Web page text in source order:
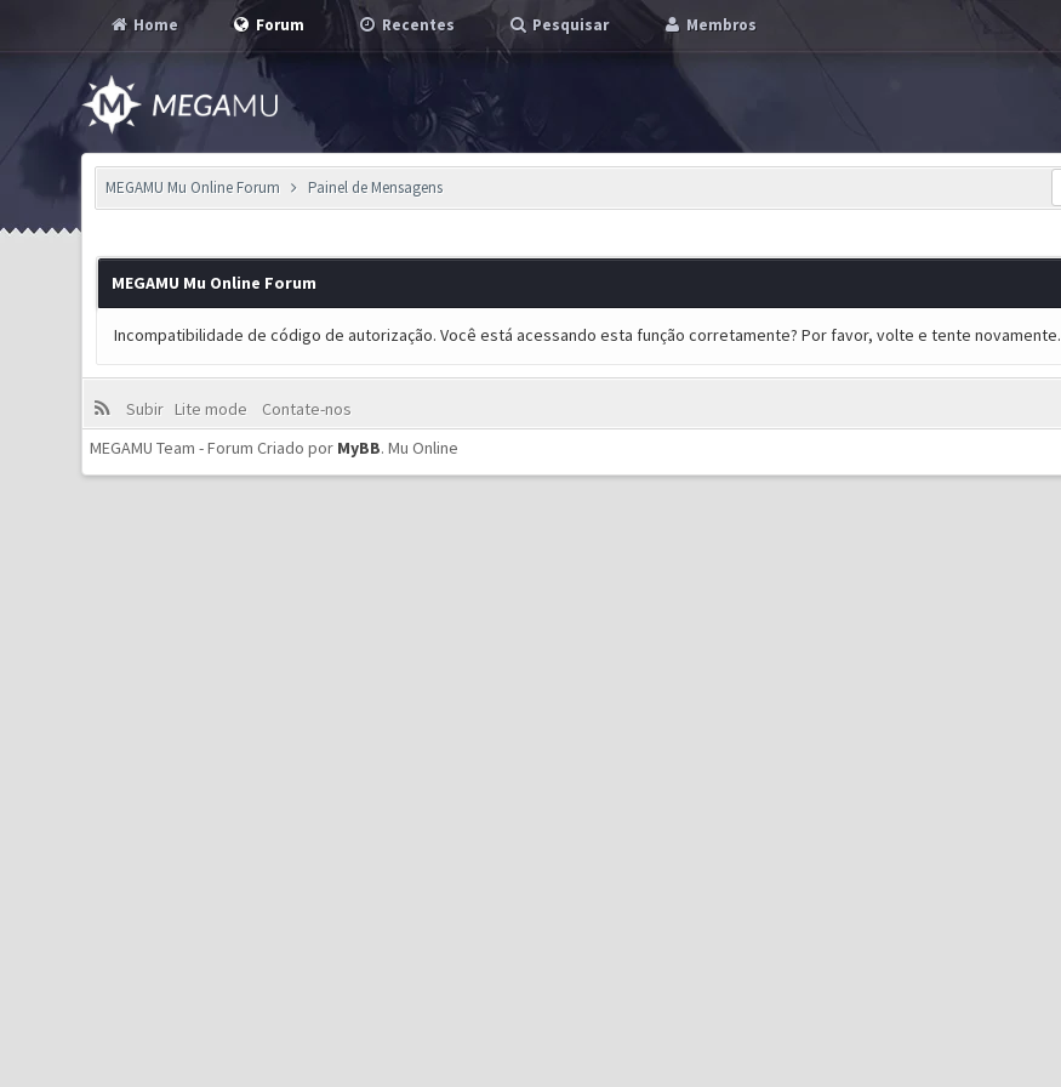
Home Forum Recentes Pesquisar Membros
MEGAMU Mu Online Forum Painel de Mensagens
MEGAMU Mu Online Forum
Incompatibilidade de código de autorização. Você está acessando esta função corretamente? Por favor, volte e tente novamente.
Subir Lite mode
Contate-nos
MEGAMU Team - Forum Criado por MyBB.Mu Online